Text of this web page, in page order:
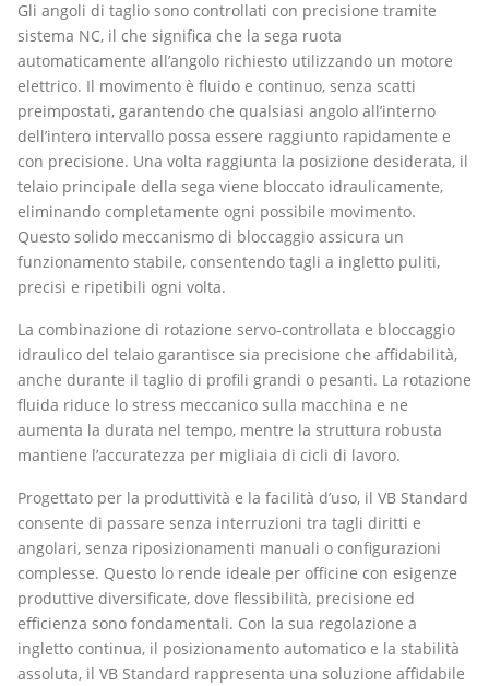
Gli angoli di taglio sono controllati con precisione tramite
sistema NC, il che significa che la sega ruota
automaticamente all’angolo richiesto utilizzando un motore
elettrico. Il movimento è fluido e continuo, senza scatti
preimpostati, garantendo che qualsiasi angolo all’interno
dell’intero intervallo possa essere raggiunto rapidamente e
con precisione. Una volta raggiunta la posizione desiderata, il
telaio principale della sega viene bloccato idraulicamente,
eliminando completamente ogni possibile movimento.
Questo solido meccanismo di bloccaggio assicura un
funzionamento stabile, consentendo tagli a ingletto puliti,
precisi e ripetibili ogni volta.
La combinazione di rotazione servo-controllata e bloccaggio
idraulico del telaio garantisce sia precisione che affidabilità,
anche durante il taglio di profili grandi o pesanti. La rotazione
fluida riduce lo stress meccanico sulla macchina e ne
aumenta la durata nel tempo, mentre la struttura robusta
mantiene l’accuratezza per migliaia di cicli di lavoro.
Progettato per la produttività e la facilità d’uso, il VB Standard
consente di passare senza interruzioni tra tagli diritti e
angolari, senza riposizionamenti manuali o configurazioni
complesse. Questo lo rende ideale per officine con esigenze
produttive diversificate, dove flessibilità, precisione ed
efficienza sono fondamentali. Con la sua regolazione a
ingletto continua, il posizionamento automatico e la stabilità
assoluta, il VB Standard rappresenta una soluzione affidabile